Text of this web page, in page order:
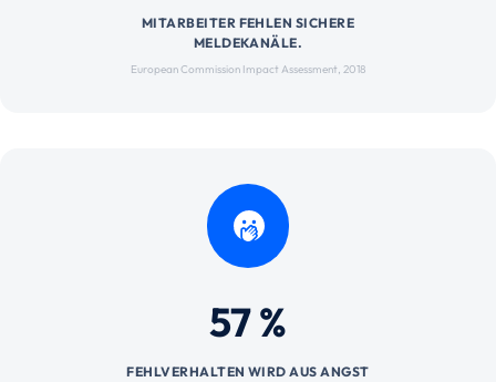
MITARBEITER FEHLEN SICHERE
MELDEKANÄLE.
European Commission Impact Assessment, 2018
57 %
FEHLVERHALTEN WIRD AUS ANGST